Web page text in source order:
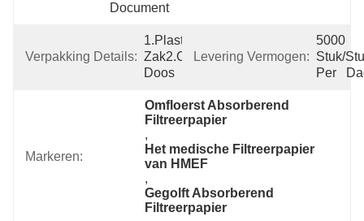
Document
Verpakking Details:
1.Plastic
Zak2.cardboard
Doos
Levering Vermogen:
5000
Stuk/
Per
Markeren:
Omfloerst Absorberend
Filtreerpapier
,
Het medische Filtreerpapier
van HMEF
,
Gegolft Absorberend
Filtreerpapier